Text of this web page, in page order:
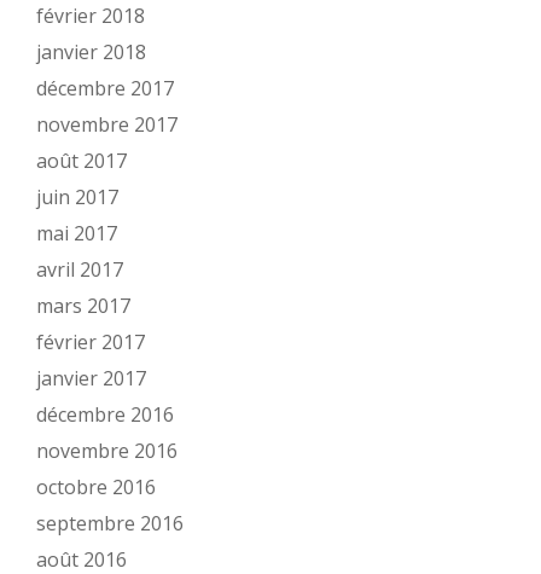
février 2018
janvier 2018
décembre 2017
novembre 2017
août 2017
juin 2017
mai 2017
avril 2017
mars 2017
février 2017
janvier 2017
décembre 2016
novembre 2016
octobre 2016
septembre 2016
août 2016